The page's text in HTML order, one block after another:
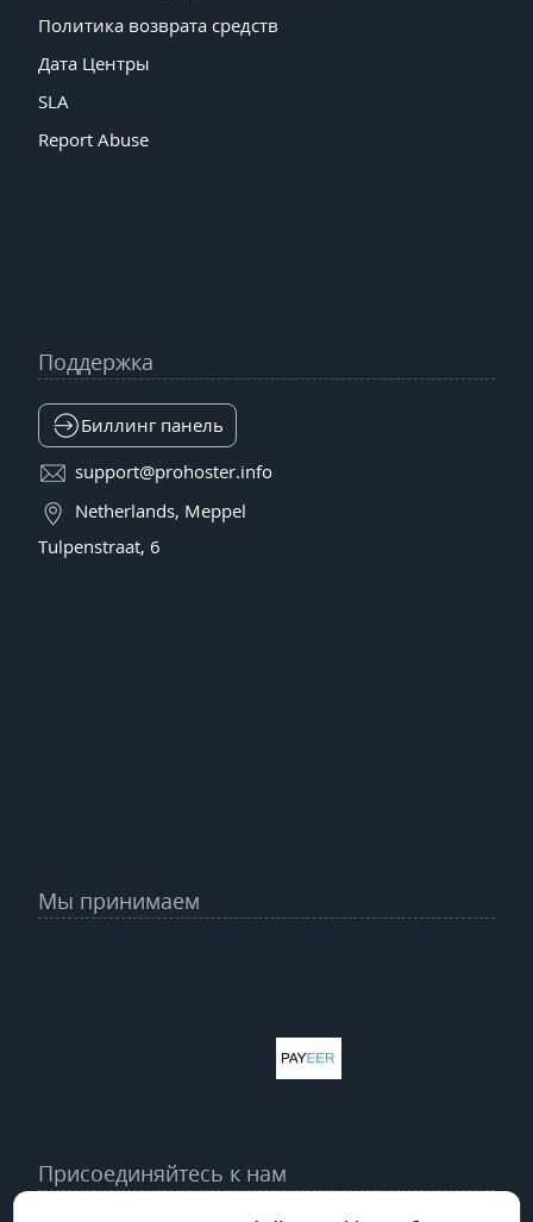
Политика возврата средств
Дата Центры
SLA
Report Abuse
Поддержка
Биллинг панель
support@prohoster.info
Netherlands, Meppel
Tulpenstraat, 6
Мы принимаем
Присоединяйтесь к нам